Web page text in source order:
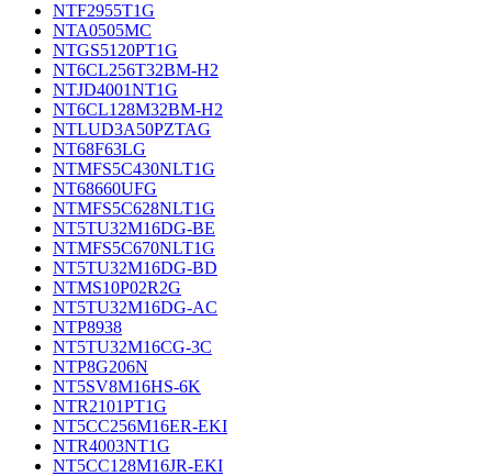
NTF2955T1G
NTA0505MC
NTGS5120PT1G
NT6CL256T32BM-H2
NTJD4001NT1G
NT6CL128M32BM-H2
NTLUD3A50PZTAG
NT68F63LG
NTMFS5C430NLT1G
NT68660UFG
NTMFS5C628NLT1G
NT5TU32M16DG-BE
NTMFS5C670NLT1G
NT5TU32M16DG-BD
NTMS10P02R2G
NT5TU32M16DG-AC
NTP8938
NT5TU32M16CG-3C
NTP8G206N
NT5SV8M16HS-6K
NTR2101PT1G
NT5CC256M16ER-EKI
NTR4003NT1G
NT5CC128M16JR-EKI